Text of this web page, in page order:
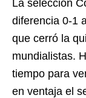
La selección
diferencia 0-1
que cerró la
mundialistas.
tiempo para
en ventaja el